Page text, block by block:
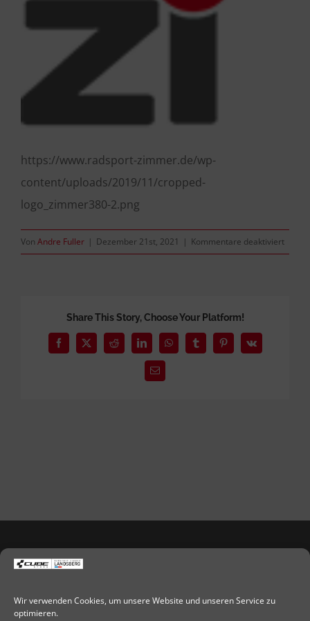
Wir verwenden Cookies, um unsere Website und unseren Service zu
optimieren.
https://www.radsport-zimmer.de/wp-
content/uploads/2019/11/cropped-
logo_zimmer380-2.png
Von Andre Fuller | Dezember 21st, 2021 | Kommentare deaktiviertfür
Share This Story, Choose Your Platform!
Facebook
X Reddit LinkedInWhatsAppTumblrPinterest
Vk
E-
Mail
ADRESSE:
Radsport Zimmer GmbH